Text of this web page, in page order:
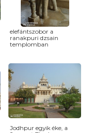
elefántszobor a
ranakpuri dzsain
templomban
Jodhpur egyik éke, a